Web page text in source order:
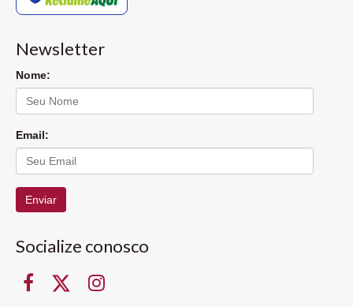
Newsletter
Nome:
Email:
Enviar
Socialize conosco